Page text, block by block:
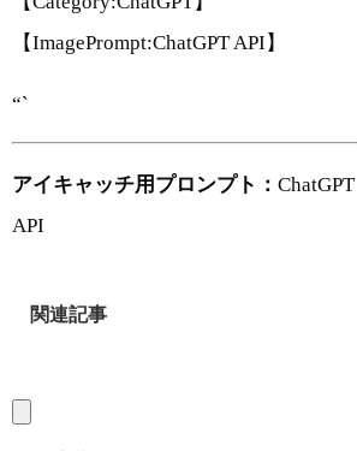
【ImagePrompt:ChatGPT API】
“`
アイキャッチ用プロンプト：ChatGPT
API
関連記事